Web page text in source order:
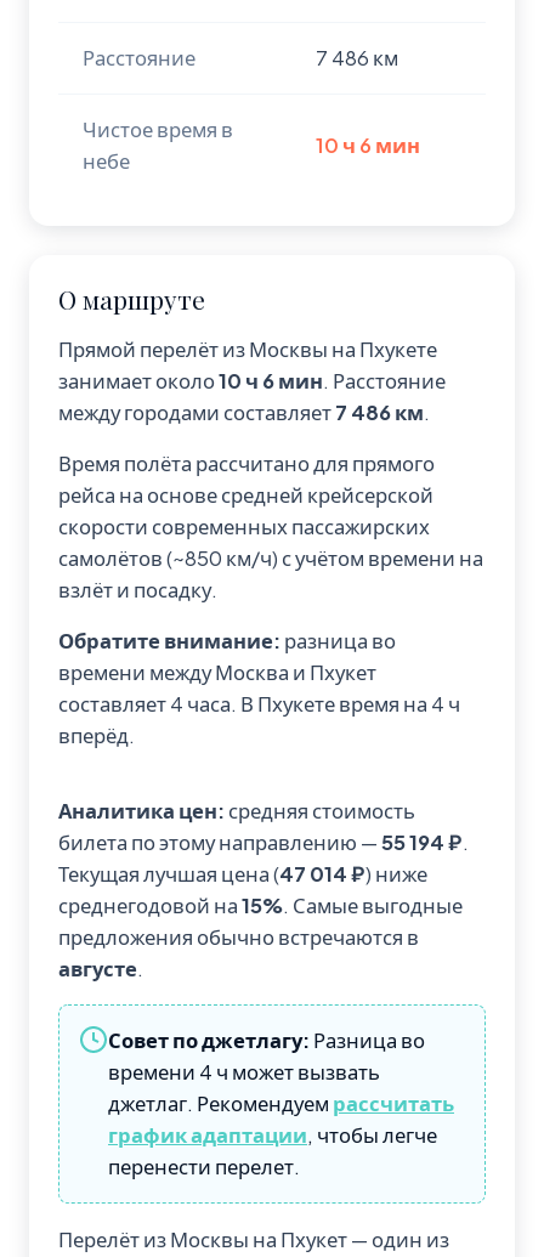
Расстояние 7 486 км
Чистое время в
небе
10 ч 6 мин
О маршруте
Прямой перелёт из Москвы на Пхукете
занимает около10 ч 6 мин. Расстояние
между городами составляет7 486 км.
Время полёта рассчитано для прямого
рейса на основе средней крейсерской
скорости современных пассажирских
самолётов (~850 км/ч) с учётом времени на
взлёт и посадку.
Обратите внимание: разница во
времени между Москва и Пхукет
составляет 4 часа. В Пхукете время на 4 ч
вперёд.
Аналитика цен: средняя стоимость
билета по этому направлению —55 194 ₽.
Текущая лучшая цена (47 014 ₽) ниже
среднегодовой на15%. Самые выгодные
предложения обычно встречаются в
августе.
Совет по джетлагу: Разница во
времени 4 ч может вызвать
джетлаг. Рекомендуем рассчитать
график адаптации, чтобы легче
перенести перелет.
Перелёт из Москвы на Пхукет — один из